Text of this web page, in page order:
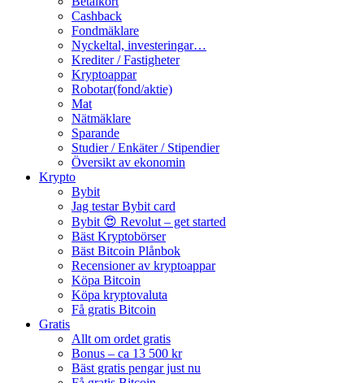
Cashback
Fondmäklare
Nyckeltal, investeringar…
Krediter / Fastigheter
Kryptoappar
Robotar(fond/aktie)
Mat
Nätmäklare
Sparande
Studier / Enkäter / Stipendier
Översikt av ekonomin
Krypto
Bybit
Jag testar Bybit card
Bybit 😍 Revolut – get started
Bäst Kryptobörser
Bäst Bitcoin Plånbok
Recensioner av kryptoappar
Köpa Bitcoin
Köpa kryptovaluta
Få gratis Bitcoin
Gratis
Allt om ordet gratis
Bonus – ca 13 500 kr
Bäst gratis pengar just nu